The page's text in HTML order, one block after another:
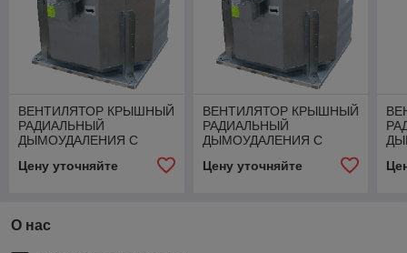
ВЕНТИЛЯТОР КРЫШНЫЙ
РАДИАЛЬНЫЙ
ДЫМОУДАЛЕНИЯ С
ВЫБРОСОМ ВКРВВ-ДУ
Цену уточняйте
ВЕНТИЛЯТОР КРЫШНЫЙ
РАДИАЛЬНЫЙ
ДЫМОУДАЛЕНИЯ С
ВЫБРОСОМ ВКРВВ-ДУ
Цену уточняйте
О нас